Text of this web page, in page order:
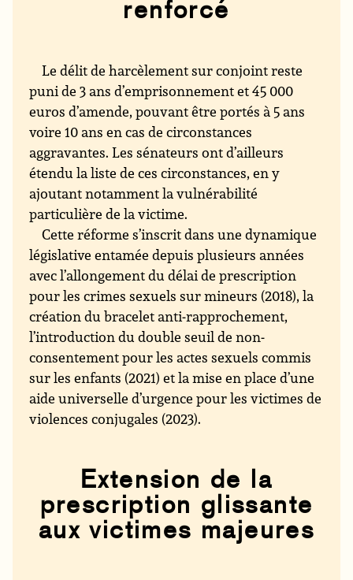
renforcé
Le délit de harcèlement sur conjoint reste
puni de 3 ans d’emprisonnement et 45 000
euros d’amende, pouvant être portés à 5 ans
voire 10 ans en cas de circonstances
aggravantes. Les sénateurs ont d’ailleurs
étendu la liste de ces circonstances, en y
ajoutant notamment la vulnérabilité
particulière de la victime.
Cette réforme s’inscrit dans une dynamique
législative entamée depuis plusieurs années
avec l’allongement du délai de prescription
pour les crimes sexuels sur mineurs (2018), la
création du bracelet anti-rapprochement,
l’introduction du double seuil de non-
consentement pour les actes sexuels commis
sur les enfants (2021) et la mise en place d’une
aide universelle d’urgence pour les victimes de
violences conjugales (2023).
Extension de la
prescription glissante
aux victimes majeures